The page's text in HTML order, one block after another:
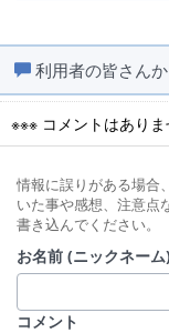
利用者の皆さん
※※※ コメントはあり
情報に誤りがある場合
いた事や感想、注意点
書き込んでください。
お名前 (ニックネー
コメント